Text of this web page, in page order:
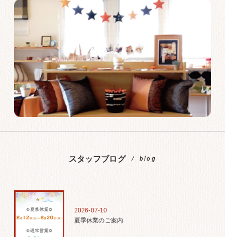
スタッフブログ blog
2026-07-10
夏季休業のご案内